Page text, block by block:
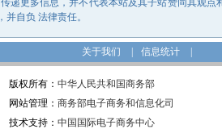
递更多信息，并不代表本站及其子站赞同其观
自负 法律责任。
关于我们 信息统计
版权所有： 中华人民共和国商务部
网站管理： 商务部电子商务和信息化司
技术支持： 中国国际电子商务中心